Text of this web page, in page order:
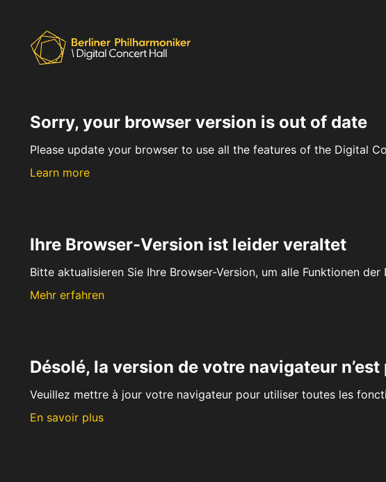
Sorry, your browser version is out of date
Please update your browser to use all the features of the Digital
Learn more
Ihre Browser-Version ist leider veraltet
Bitte aktualisieren Sie Ihre Browser-Version, um alle Funktionen
Mehr erfahren
Désolé, la version de votre navigateur n’est
Veuillez mettre à jour votre navigateur pour utiliser toutes les
En savoir plus